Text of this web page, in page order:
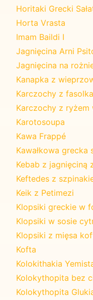
Horitaki Grecki
Horta Vrasta
Imam Baildi I
Jagnięcina Arni
Jagnięcina na
Kanapka z
Karczochy z
Karczochy z
Karotosoupa
Kawa Frappé
Kawałkowa grecka
Kebab z jagnięciną
Keftedes z
Keik z Petimezi
Klopsiki greckie w
Klopsiki w sosie
Klopsiki z mięsa
Kofta
Kolokithakia
Kolokythopita bez
Kolokythopita